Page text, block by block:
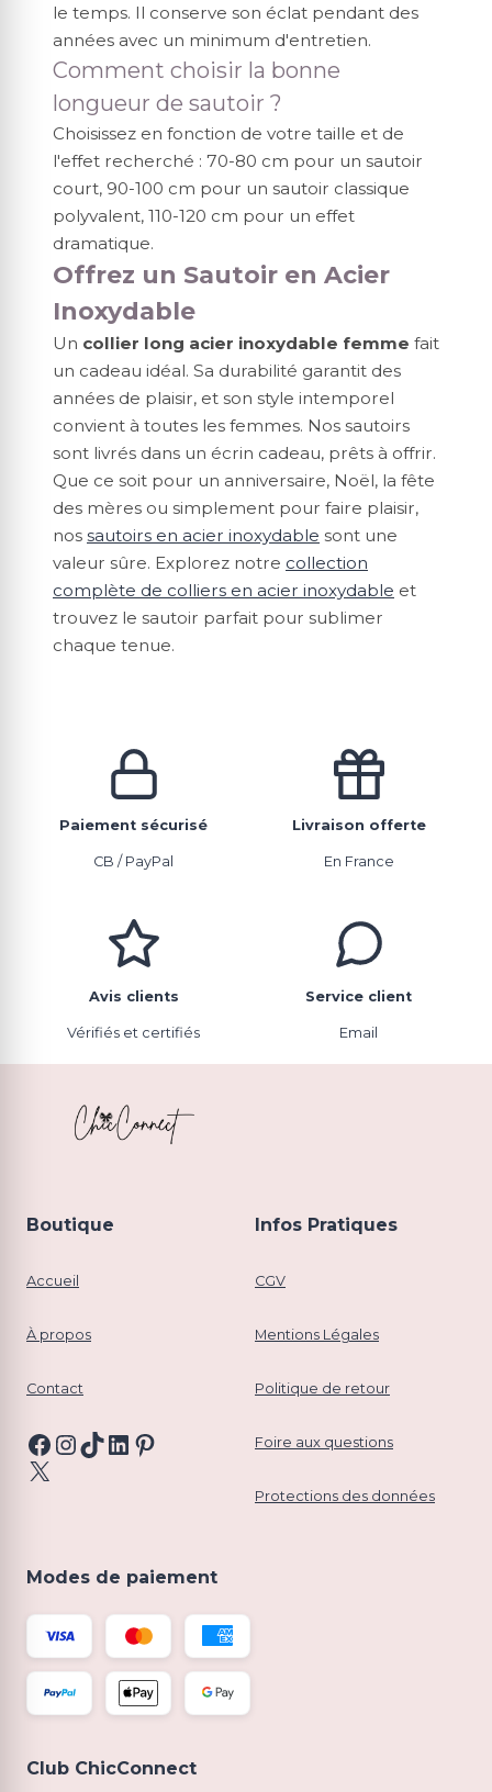
le temps. Il conserve son éclat pendant des
années avec un minimum d'entretien.
Comment choisir la bonne
longueur de sautoir ?
Choisissez en fonction de votre taille et de
l'effet recherché : 70-80 cm pour un sautoir
court, 90-100 cm pour un sautoir classique
polyvalent, 110-120 cm pour un effet
dramatique.
Offrez un Sautoir en Acier
Inoxydable
Un collier long acier inoxydable femme fait
un cadeau idéal. Sa durabilité garantit des
années de plaisir, et son style intemporel
convient à toutes les femmes. Nos sautoirs
sont livrés dans un écrin cadeau, prêts à offrir.
Que ce soit pour un anniversaire, Noël, la fête
des mères ou simplement pour faire plaisir,
nos sautoirs en acier inoxydable sont une
valeur sûre. Explorez notre collection
complète de colliers en acier inoxydable et
trouvez le sautoir parfait pour sublimer
chaque tenue.
Paiement sécurisé
CB / PayPal
Livraison offerte
En France
Avis clients
Vérifiés et certifiés
Service client
Email
Boutique
Accueil
À propos
Contact
Facebook
Instagram
TikTok
LinkedIn
Pinterest
X
Infos Pratiques
CGV
Mentions Légales
Politique de retour
Foire aux questions
Protections des données
Modes de paiement
Club ChicConnect